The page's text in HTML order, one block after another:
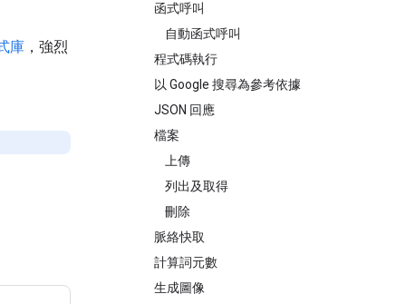
函式呼叫
自動函式呼叫
程式碼執行
以 Google 搜尋為參考依據
JSON 回應
檔案
上傳
列出及取得
刪除
脈絡快取
計算詞元數
生成圖像
庫 ，強烈